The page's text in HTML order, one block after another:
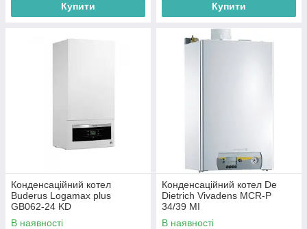
Купити Купити
Конденсаційний котел
Buderus Logamax plus
GB062-24 KD
В наявності
Конденсаційний котел De
Dietrich Vivadens MCR-P
34/39 MI
В наявності